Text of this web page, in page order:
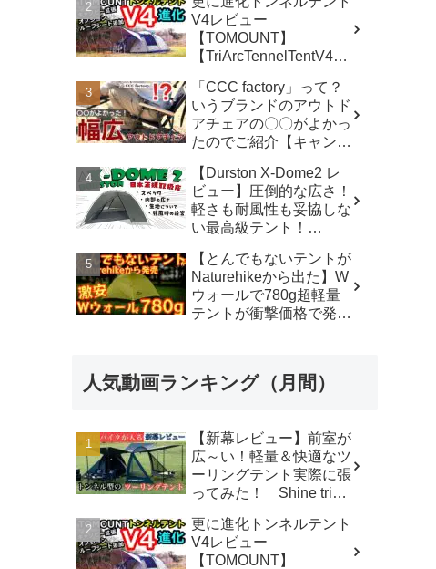
な気分
V4レビュー
【TOMOUNT】
【TriArcTennelTentV4】
カ】
「CCC factory」って？
いうブランドのアウトド
アチェアの〇〇がよかっ
たのでご紹介【キャンプ
プ
【Durston X-Dome2 レ
ビュー】圧倒的な広さ！
軽さも耐風性も妥協しな
い最高級テント！
ダーストン ＃xdome1
#xdome2 #テント -
Yellowknife
Outdoorshop【イエロー
【とんでもないテントが
Naturehikeから出た】W
ウォールで780g超軽量
テントが衝撃価格で発売
【アウトドア】#855 -
人気動画ランキング（月間）
【新幕レビュー】前室が
広～い！軽量＆快適なツ
ーリングテント実際に張
ってみた！ Shine trip
な気分
更に進化トンネルテント
V4レビュー
【TOMOUNT】